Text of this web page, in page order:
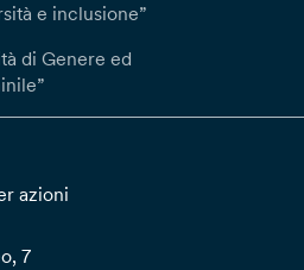
e inclusione”
di Genere ed
azioni
7